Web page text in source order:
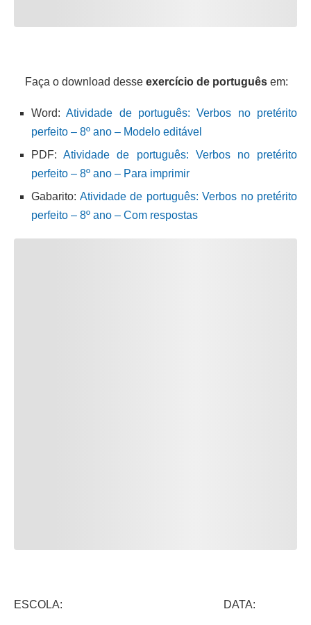
Faça o download desse exercício de português em:
Word:Atividade de português: Verbos no pretérito
perfeito – 8º ano – Modelo editável
PDF:Atividade de português: Verbos no pretérito
perfeito – 8º ano – Para imprimir
Gabarito: Atividade de português: Verbos no pretérito
perfeito – 8º ano – Com respostas
ESCOLA: DATA: